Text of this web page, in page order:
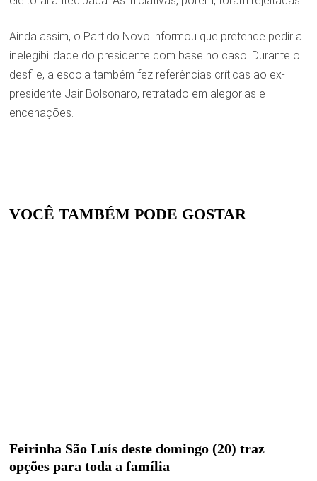
Ainda assim, o Partido Novo informou que pretende pedir a
inelegibilidade do presidente com base no caso. Durante o
desfile, a escola também fez referências críticas ao ex-
presidente Jair Bolsonaro, retratado em alegorias e
encenações.
VOCÊ TAMBÉM PODE GOSTAR
Feirinha São Luís deste domingo (20) traz
opções para toda a família